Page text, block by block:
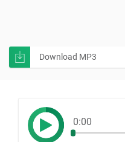
Download MP3
0:00